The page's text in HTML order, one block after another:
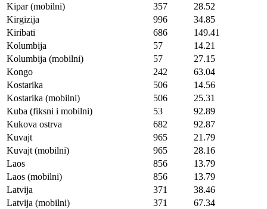
Kipar (mobilni)
357
28.52
Kirgizija
996
34.85
Kiribati
686
149.41
Kolumbija
57
14.21
Kolumbija (mobilni)
57
27.15
Kongo
242
63.04
Kostarika
506
14.56
Kostarika (mobilni)
506
25.31
Kuba (fiksni i mobilni)
53
92.89
Kukova ostrva
682
92.87
Kuvajt
965
21.79
Kuvajt (mobilni)
965
28.16
Laos
856
13.79
Laos (mobilni)
856
13.79
Latvija
371
38.46
Latvija (mobilni)
371
67.34